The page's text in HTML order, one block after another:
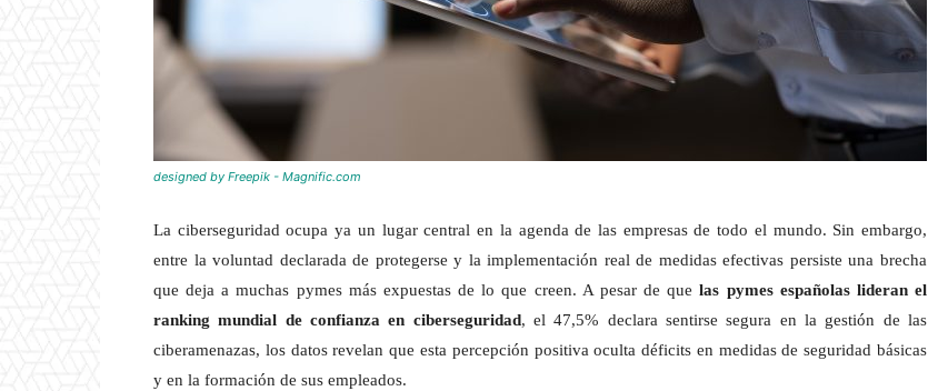
designed by Freepik - Magnific.com
La ciberseguridad ocupa ya un lugar central en la agenda de las empresas de todo el mundo. Sin embargo,
entre la voluntad declarada de protegerse y la implementación real de medidas efectivas persiste una brecha
que deja a muchas pymes más expuestas de lo que creen. A pesar de quelas pymes españolas lideran el
ranking mundial de confianza en ciberseguridad, el 47,5% declara sentirse segura en la gestión de las
ciberamenazas, los datos revelan que esta percepción positiva oculta déficits en medidas de seguridad básicas
y en la formación de sus empleados.